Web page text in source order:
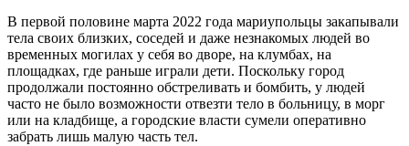
В первой половине марта 2022 года мариупольцы закапывали
тела своих близких, соседей и даже незнакомых людей во
временных могилах у себя во дворе, на клумбах, на
площадках, где раньше играли дети. Поскольку город
продолжали постоянно обстреливать и бомбить, у людей
часто не было возможности отвезти тело в больницу, в морг
или на кладбище, а городские власти сумели оперативно
забрать лишь малую часть тел.